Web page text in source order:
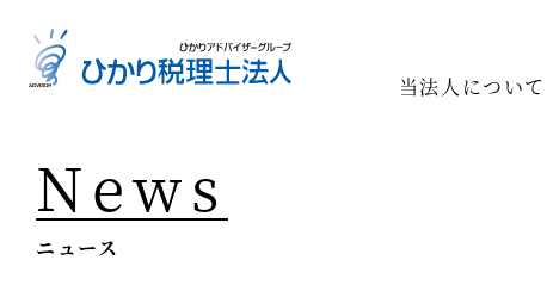
当法人について
Top
News
ニュース